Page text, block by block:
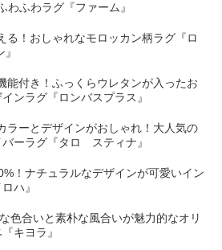
わふわラグ『ファーム』
る！おしゃれなモロッカン柄ラグ『ロ
能付き！ふっくらウレタンが入ったお
ンラグ『ロンバスプラス』
ラーとデザインがおしゃれ！大人気の
ーラグ『タロ スティナ』
！ナチュラルなデザインが可愛いイン
ハ』
色合いと素朴な風合いが魅力的なオリ
キヨラ』